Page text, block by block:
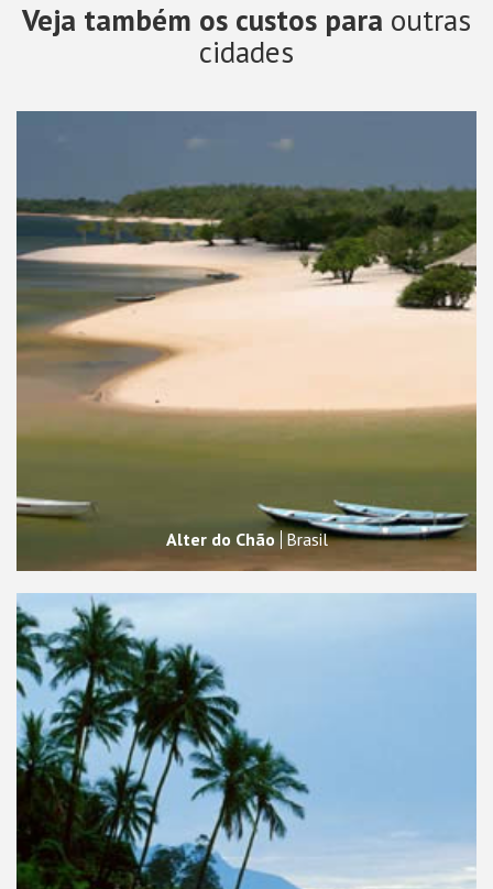
Veja também os custos para outras
cidades
Alter do Chão Brasil